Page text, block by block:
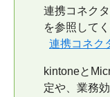
連携コネク
を参照してく
連携コネク
kintoneと
定や、業務